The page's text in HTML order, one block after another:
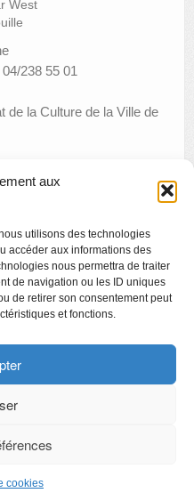
aux
utilisons des technologies
accéder aux informations des
nous permettra de traiter
de navigation ou les ID uniques
de retirer son consentement peut
et fonctions.
cookies
West
238 55 01
de la Culture de la Ville de
à la manière de Mondrian
culturels